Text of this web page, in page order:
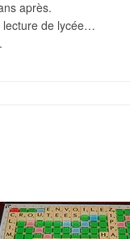
après.
lecture de lycée…